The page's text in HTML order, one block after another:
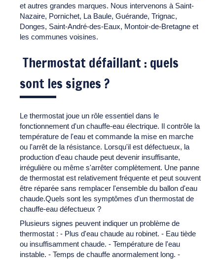
et autres grandes marques. Nous intervenons à Saint-
Nazaire, Pornichet, La Baule, Guérande, Trignac,
Donges, Saint-André-des-Eaux, Montoir-de-Bretagne et
les communes voisines.
Thermostat défaillant : quels
sont les signes ?
Le thermostat joue un rôle essentiel dans le
fonctionnement d'un chauffe-eau électrique. Il contrôle la
température de l'eau et commande la mise en marche
ou l'arrêt de la résistance. Lorsqu'il est défectueux, la
production d'eau chaude peut devenir insuffisante,
irrégulière ou même s'arrêter complètement. Une panne
de thermostat est relativement fréquente et peut souvent
être réparée sans remplacer l'ensemble du ballon d'eau
chaude.Quels sont les symptômes d'un thermostat de
chauffe-eau défectueux ?
Plusieurs signes peuvent indiquer un problème de
thermostat : - Plus d'eau chaude au robinet. - Eau tiède
ou insuffisamment chaude. - Température de l'eau
instable. - Temps de chauffe anormalement long. -